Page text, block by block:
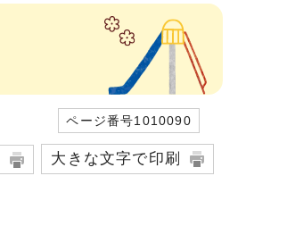
ページ番号1010090
大きな文字で印刷